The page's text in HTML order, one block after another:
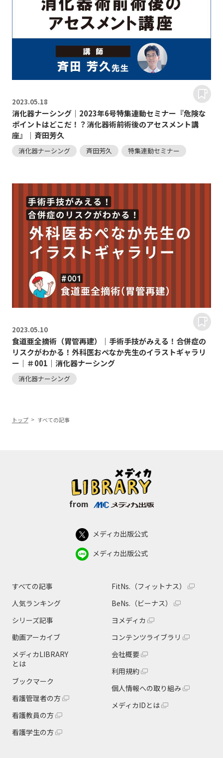
2023.05.18
消化器ナーシング｜2023年6号特集連動セミナー『危険な
ポイントはどこだ！？消化器術前術後のアセスメント講
座』｜斉田芳久
消化器ナーシング 斉田芳久 特集連動セミナー
2023.05.10
食道亜全摘術（胃管再建）｜手術手技がみえる！合併症の
リスクがわかる！外科医おぺなか先生のイラストギャラリ
ー｜＃001｜消化器ナーシング
消化器ナーシング
トップ すべての記事
from
メディカ出版公式
メディカ出版公式
すべての記事
人気ランキング
シリーズ記事
動画アーカイブ
メディカLIBRARY
とは
ブックマーク
看護管理者の方
看護教員の方
看護学生の方
FitNs.（フィットナス）
BeNs.（ビーナス）
ヨメディカ
コンテンツライブラリ
会社概要
利用規約
個人情報への取り組み
メディカIDとは